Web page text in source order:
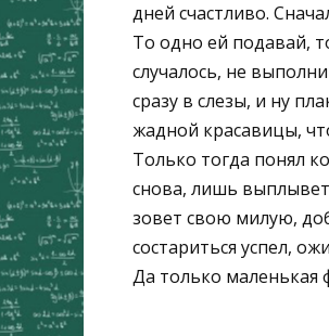
дней счастливо.
То одно ей подавай,
случалось, не
сразу в слезы, и ну
жадной красавицы,
Только тогда понял
снова, лишь
зовет свою милую,
состариться успел,
Да только маленькая